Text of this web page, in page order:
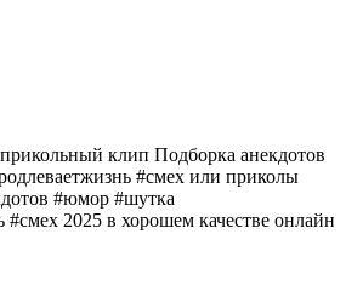
клип Подборка анекдотов
#смех или приколы
#юмор #шутка
#смех 2025 в хорошем качестве онлайн